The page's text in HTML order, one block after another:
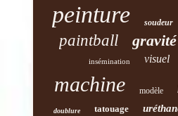
peinture soudeur
paintball gravité
insémination visuel
machine modèle
doublure tatouage